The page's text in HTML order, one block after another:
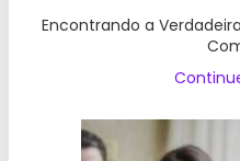
Encontrando a